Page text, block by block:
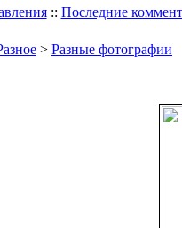
:: Последние
> Разные фотографии